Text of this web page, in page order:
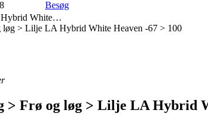
Besøg
Hybrid White…
> Lilje LA Hybrid White Heaven -67 > 100
> Frø og løg > Lilje LA Hybrid